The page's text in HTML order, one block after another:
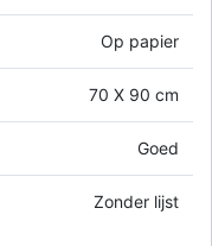
Op papier
70 X 90 cm
Goed
Zonder lijst